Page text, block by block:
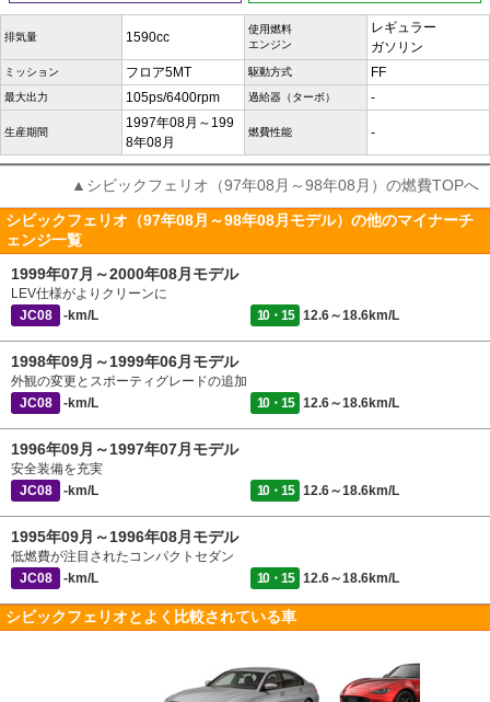
排気量 1590cc
使用燃料
エンジン
レギュラー
ガソリン
ミッション フロア5MT 駆動方式 FF
最大出力 105ps/6400rpm 過給器（ターボ） -
生産期間
1997年08月～199
8年08月
燃費性能 -
▲シビックフェリオ（97年08月～98年08月）の燃費TOPへ
シビックフェリオ（97年08月～98年08月モデル）の他のマイナーチ
ェンジ一覧
1999年07月～2000年08月モデル
LEV仕様がよりクリーンに
JC08
-km/L 10・15 12.6～18.6km/L
1998年09月～1999年06月モデル
外観の変更とスポーティグレードの追加
JC08
-km/L 10・15 12.6～18.6km/L
1996年09月～1997年07月モデル
安全装備を充実
JC08
-km/L 10・15 12.6～18.6km/L
1995年09月～1996年08月モデル
低燃費が注目されたコンパクトセダン
JC08
-km/L 10・15 12.6～18.6km/L
シビックフェリオとよく比較されている車